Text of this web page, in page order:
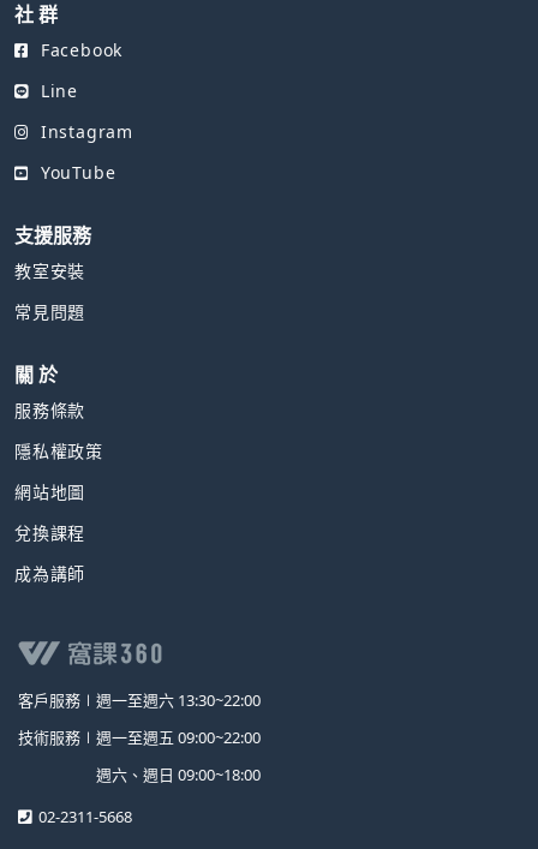
社 群
Facebook
Line
Instagram
YouTube
支援服務
教室安裝
常見問題
關 於
服務條款
隱私權政策
網站地圖
兌換課程
成為講師
客戶服務∣ 週一至週六 13:30~22:00
技術服務∣ 週一至週五 09:00~22:00
週六、週日 09:00~18:00
02-2311-5668